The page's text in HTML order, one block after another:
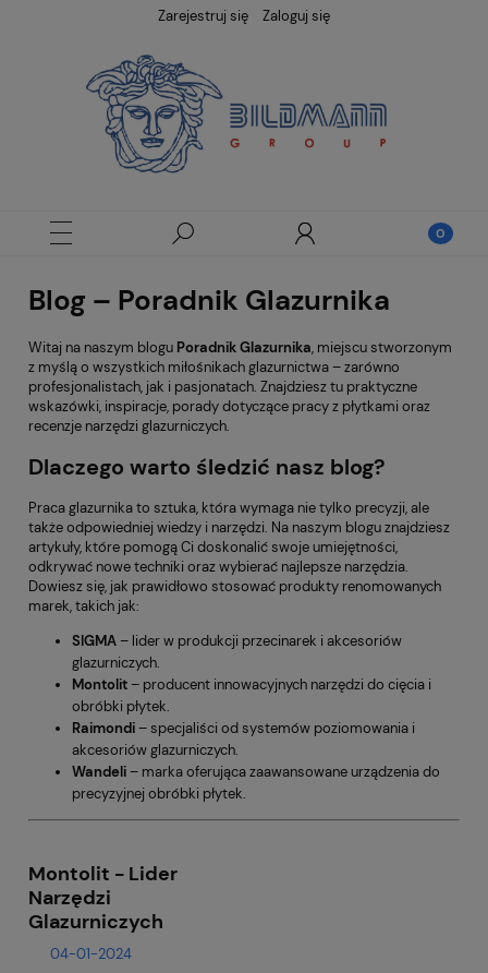
Zarejestruj się Zaloguj się
Blog – Poradnik Glazurnika
Witaj na naszym blogu Poradnik Glazurnika, miejscu stworzonym
z myślą o wszystkich miłośnikach glazurnictwa – zarówno
profesjonalistach, jak i pasjonatach. Znajdziesz tu praktyczne
wskazówki, inspiracje, porady dotyczące pracy z płytkami oraz
recenzje narzędzi glazurniczych.
Dlaczego warto śledzić nasz blog?
Praca glazurnika to sztuka, która wymaga nie tylko precyzji, ale
także odpowiedniej wiedzy i narzędzi. Na naszym blogu znajdziesz
artykuły, które pomogą Ci doskonalić swoje umiejętności,
odkrywać nowe techniki oraz wybierać najlepsze narzędzia.
Dowiesz się, jak prawidłowo stosować produkty renomowanych
marek, takich jak:
SIGMA– lider w produkcji przecinarek i akcesoriów
glazurniczych.
Montolit– producent innowacyjnych narzędzi do cięcia i
obróbki płytek.
Raimondi– specjaliści od systemów poziomowania i
akcesoriów glazurniczych.
Wandeli– marka oferująca zaawansowane urządzenia do
precyzyjnej obróbki płytek.
Montolit - Lider
Narzędzi
Glazurniczych
04-01-2024